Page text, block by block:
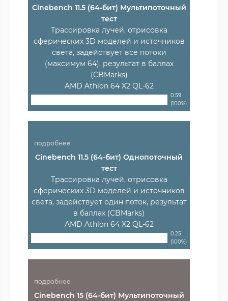
Cinebench 11.5 (64-бит) Мультипоточный
тест
Трассировка лучей, отрисовка
сферических 3D моделей и источников
света, задействует все потоки
(максимум 64), результат в баллах
(CBMarks)
AMD Athlon 64 X2 QL-62
0.59
(100%)
подробнее
Cinebench 11.5 (64-бит) Однопоточный
тест
Трассировка лучей, отрисовка
сферических 3D моделей и источников
света, задействует один поток, результат
в баллах (CBMarks)
AMD Athlon 64 X2 QL-62
0.25
(100%)
подробнее
Cinebench 15 (64-бит) Мультипоточный